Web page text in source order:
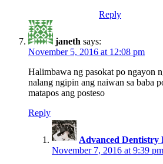
Reply
janeth says:
November 5, 2016 at 12:08 pm
Halimbawa ng pasokat po ngayon
nalang ngipin ang naiwan sa baba
matapos ang posteso
Reply
Advanced Dentistry
November 7, 2016 at 9:39 pm